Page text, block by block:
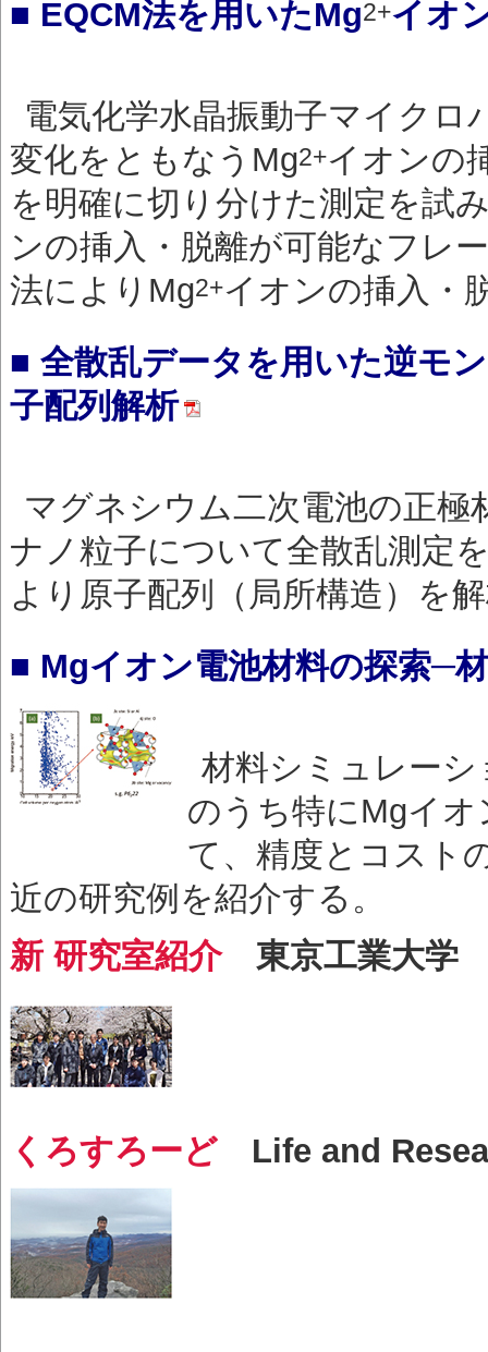
■ EQCM法を用いたMg2+イオ
電気化学水晶振動子マイクロ
変化をともなうMg2+イオンの
を明確に切り分けた測定を試
ンの挿入・脱離が可能なフレ
法によりMg2+イオンの挿入・
■ 全散乱データを用いた逆モ
子配列解析
マグネシウム二次電池の正
ナノ粒子について全散乱測定
より原子配列（局所構造）を
■ Mgイオン電池材料の探索─
材料シミュレー
のうち特にMgイ
て、精度とコスト
近の研究例を紹介する。
新 研究室紹介東京工業大学
くろすろーど Life and